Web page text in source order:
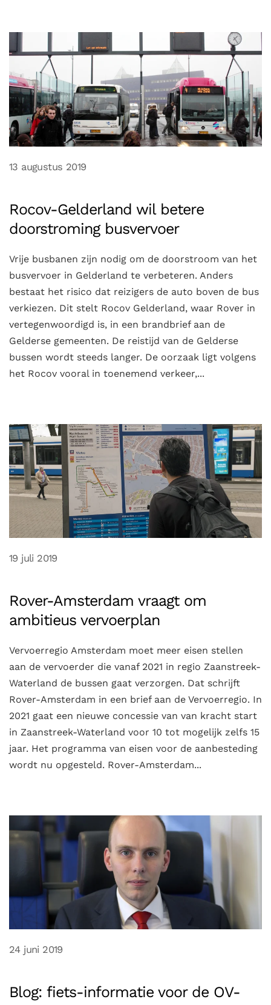
13 augustus 2019
Rocov-Gelderland wil betere
doorstroming busvervoer
Vrije busbanen zijn nodig om de doorstroom van het
busvervoer in Gelderland te verbeteren. Anders
bestaat het risico dat reizigers de auto boven de bus
verkiezen. Dit stelt Rocov Gelderland, waar Rover in
vertegenwoordigd is, in een brandbrief aan de
Gelderse gemeenten. De reistijd van de Gelderse
bussen wordt steeds langer. De oorzaak ligt volgens
het Rocov vooral in toenemend verkeer,...
19 juli 2019
Rover-Amsterdam vraagt om
ambitieus vervoerplan
Vervoerregio Amsterdam moet meer eisen stellen
aan de vervoerder die vanaf 2021 in regio Zaanstreek-
Waterland de bussen gaat verzorgen. Dat schrijft
Rover-Amsterdam in een brief aan de Vervoerregio. In
2021 gaat een nieuwe concessie van van kracht start
in Zaanstreek-Waterland voor 10 tot mogelijk zelfs 15
jaar. Het programma van eisen voor de aanbesteding
wordt nu opgesteld. Rover-Amsterdam...
24 juni 2019
Blog: fiets-informatie voor de OV-